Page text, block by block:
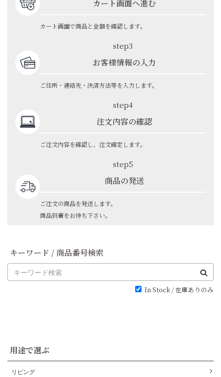
カート画面へ進む
カート画面で商品と金額を確認します。
step3
お客様情報の入力
ご住所・連絡先・決済方法等を入力します。
step4
注文内容の確認
ご注文内容を確認し、注文確定します。
step5
商品の発送
ご注文の商品を発送します。
商品到着をお待ち下さい。
キーワード / 商品番号検索
In Stock / 在庫ありのみ
用途で選ぶ
リビング